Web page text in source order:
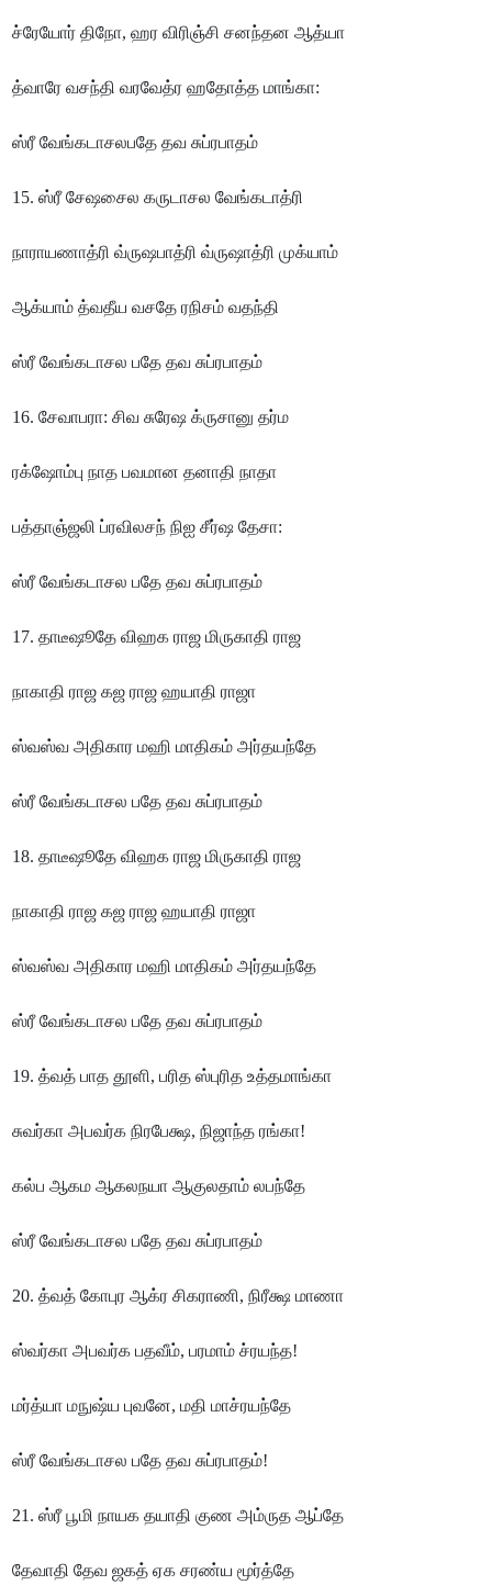
ச்ரேயோர் திநோ, ஹர விரிஞ்சி சனந்தன ஆத்யா
த்வாரே வசந்தி வரவேத்ர ஹதோத்த மாங்கா:
ஸ்ரீ வேங்கடாசலபதே தவ சுப்ரபாதம்
15. ஸ்ரீ சேஷசைல கருடாசல வேங்கடாத்ரி
நாராயணாத்ரி வ்ருஷபாத்ரி வ்ருஷாத்ரி முக்யாம்
ஆக்யாம் த்வதீய வசதே ரநிசம் வதந்தி
ஸ்ரீ வேங்கடாசல பதே தவ சுப்ரபாதம்
16. சேவாபரா: சிவ சுரேஷ க்ருசானு தர்ம
ரக்ஷோம்பு நாத பவமான தனாதி நாதா
பத்தாஞ்ஜலி ப்ரவிலசந் நிஐ சீர்ஷ தேசா:
ஸ்ரீ வேங்கடாசல பதே தவ சுப்ரபாதம்
17. தாடீஷூதே விஹக ராஜ மிருகாதி ராஜ
நாகாதி ராஜ கஜ ராஜ ஹயாதி ராஜா
ஸ்வஸ்வ அதிகார மஹி மாதிகம் அர்தயந்தே
ஸ்ரீ வேங்கடாசல பதே தவ சுப்ரபாதம்
18. தாடீஷூதே விஹக ராஜ மிருகாதி ராஜ
நாகாதி ராஜ கஜ ராஜ ஹயாதி ராஜா
ஸ்வஸ்வ அதிகார மஹி மாதிகம் அர்தயந்தே
ஸ்ரீ வேங்கடாசல பதே தவ சுப்ரபாதம்
19. த்வத் பாத தூளி, பரித ஸ்புரித உத்தமாங்கா
சுவர்கா அபவர்க நிரபேக்ஷ, நிஜாந்த ரங்கா!
கல்ப ஆகம ஆகலநயா ஆகுலதாம் லபந்தே
ஸ்ரீ வேங்கடாசல பதே தவ சுப்ரபாதம்
20. த்வத் கோபுர ஆக்ர சிகராணி, நிரீக்ஷ மாணா
ஸ்வர்கா அபவர்க பதவீம், பரமாம் ச்ரயந்த!
மர்த்யா மநுஷ்ய புவனே, மதி மாச்ரயந்தே
ஸ்ரீ வேங்கடாசல பதே தவ சுப்ரபாதம்!
21. ஸ்ரீ பூமி நாயக தயாதி குண அம்ருத ஆப்தே
தேவாதி தேவ ஜகத் ஏக சரண்ய மூர்த்தே